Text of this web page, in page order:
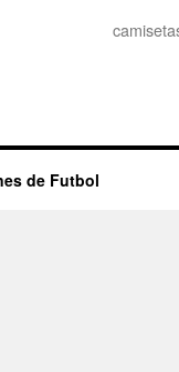
de Futbol